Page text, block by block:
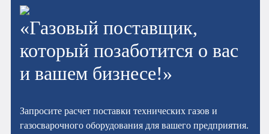
«Газовый поставщик,
который позаботится о вас
и вашем бизнесе!»
Запросите расчет поставки технических газов и
газосварочного оборудования для вашего предприятия.